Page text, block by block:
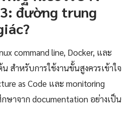
đường trung
command line, Docker, และ
สำหรับการใช้งานขั้นสูงควรเข้าใจ
as Code และ monitoring
ษาจาก documentation อย่างเป็น